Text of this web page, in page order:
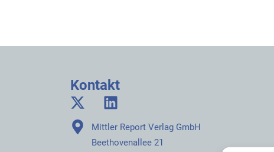
Kontakt
Mittler Report Verlag GmbH
Beethovenallee 21